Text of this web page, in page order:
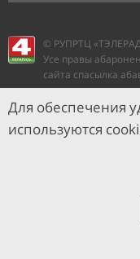
© РУПРТЦ
Усе правы
сайта спасылка
Для обеспечения
используются